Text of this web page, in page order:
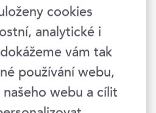
inovativní mindset
automatizací v
projektů (tzv.
sportovec
svůj volný čas
jízdou na kole. Když
cookies
analytické i
vám tak
používání webu,
webu a cílit